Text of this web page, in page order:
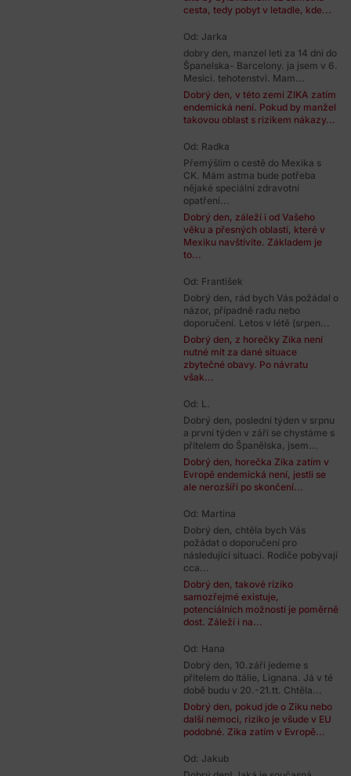
cesta, tedy pobyt v letadle, kde...
Od: Jarka
dobry den, manzel leti za 14 dni do
Španelska- Barcelony. ja jsem v 6.
Mesici. tehotenstvi. Mam...
Dobrý den, v této zemi ZIKA zatím
endemická není. Pokud by manžel
takovou oblast s rizikem nákazy...
Od: Radka
Přemýšlím o cestě do Mexika s
CK. Mám astma bude potřeba
nějaké speciální zdravotní
opatření...
Dobrý den, záleží i od Vašeho
věku a přesných oblastí, které v
Mexiku navštívíte. Základem je
to...
Od: František
Dobrý den, rád bych Vás požádal o
názor, případně radu nebo
doporučení. Letos v létě (srpen...
Dobrý den, z horečky Zika není
nutné mít za dané situace
zbytečné obavy. Po návratu
však...
Od: L.
Dobrý den, poslední týden v srpnu
a první týden v září se chystáme s
přítelem do Španělska, jsem...
Dobrý den, horečka Zika zatím v
Evropě endemická není, jestli se
ale nerozšíří po skončení...
Od: Martina
Dobrý den, chtěla bych Vás
požádat o doporučení pro
následující situaci. Rodiče pobývají
cca...
Dobrý den, takové riziko
samozřejmé existuje,
potenciálních možností je poměrně
dost. Záleží i na...
Od: Hana
Dobrý den, 10.září jedeme s
přítelem do Itálie, Lignana. Já v té
době budu v 20.-21.tt. Chtěla...
Dobrý den, pokud jde o Ziku nebo
další nemoci, riziko je všude v EU
podobné. Zika zatím v Evropě...
Od: Jakub